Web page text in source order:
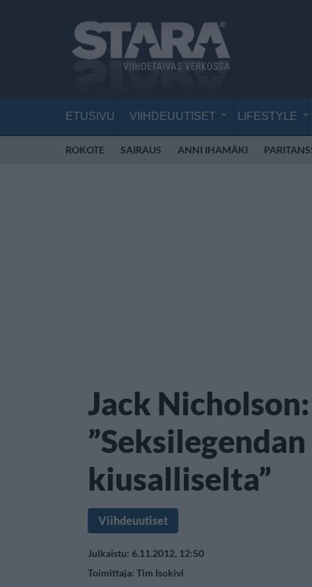
ETUSIVU VIIHDEUUTISET LIFESTYLE
ROKOTE SAIRAUS ANNI IHAMÄKI
Jack Nicholson:
kiusalliselta”
Viihdeuutiset
Julkaistu: 6.11.2012, 12:50
Toimittaja: Tim Isokivi